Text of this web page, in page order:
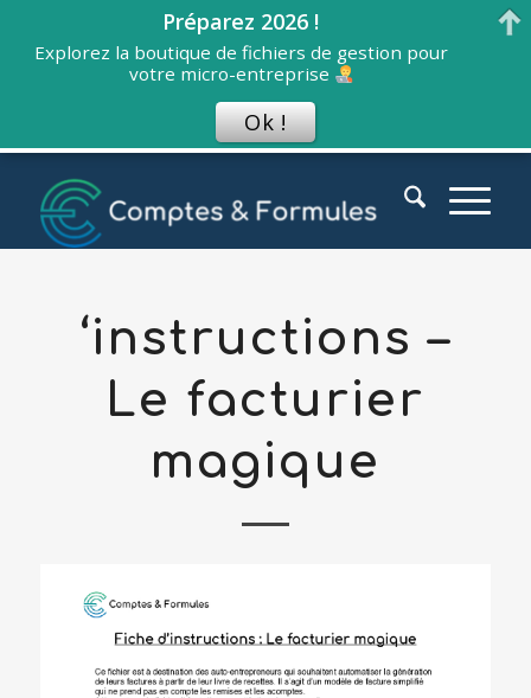
‘instructions –
Le facturier
magique
Préparez 2026 !
Explorez la boutique de fichiers de gestion pour
votre micro-entreprise
Ok !